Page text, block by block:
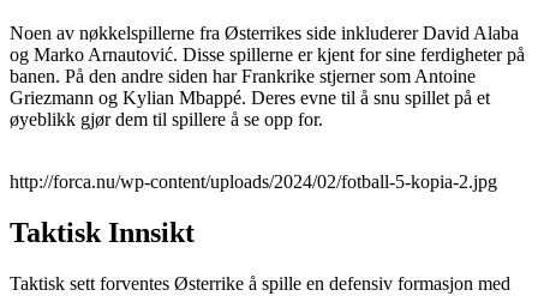
Noen av nøkkelspillerne fra Østerrikes side inkluderer David Alaba
og Marko Arnautović. Disse spillerne er kjent for sine ferdigheter på
banen. På den andre siden har Frankrike stjerner som Antoine
Griezmann og Kylian Mbappé. Deres evne til å snu spillet på et
øyeblikk gjør dem til spillere å se opp for.
http://forca.nu/wp-content/uploads/2024/02/fotball-5-kopia-2.jpg
Taktisk Innsikt
Taktisk sett forventes Østerrike å spille en defensiv formasjon med